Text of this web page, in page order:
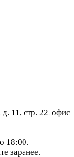
11, стр. 22, офис
18:00.
заранее.